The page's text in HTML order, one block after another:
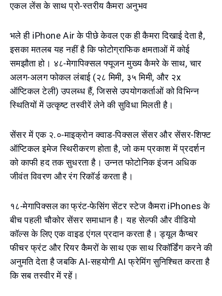
एकल लेंस के साथ प्रो-स्तरीय कैमरा अनुभव
भले ही iPhone Air के पीछे केवल एक ही कैमरा दिखाई देता है,
इसका मतलब यह नहीं है कि फोटोग्राफिक क्षमताओं में कोई
समझौता हो। ४८-मेगापिक्सल फ्यूजन मुख्य कैमरे के साथ, चार
अलग-अलग फोकल लंबाई (२८ मिमी, ३५ मिमी, और २x
ऑप्टिकल टेली) उपलब्ध हैं, जिससे उपयोगकर्ताओं को विभिन्न
स्थितियों में उत्कृष्ट तस्वीरें लेने की सुविधा मिलती है।
सेंसर में एक २.०-माइक्रोन क्वाड-पिक्सल सेंसर और सेंसर-शिफ्ट
ऑप्टिकल इमेज स्थिरीकरण होता है, जो कम प्रकाश में प्रदर्शन
को काफी हद तक सुधरता है। उन्नत फोटोनिक इंजन अधिक
जीवंत विवरण और रंग रिकॉर्ड करता है।
१८-मेगापिक्सल का फ्रंट-फेसिंग सेंटर स्टेज कैमरा iPhones के
बीच पहली चौकोर सेंसर समाधान है। यह सेल्फी और वीडियो
कॉल्स के लिए एक वाइड एंगल प्रदान करता है। ड्यूल कैप्चर
फीचर फ्रंट और रियर कैमरों के साथ एक साथ रिकॉर्डिंग करने की
अनुमति देता है जबकि AI-सहयोगी AI फ्रेमिंग सुनिश्चित करता है
कि सब तस्वीर में रहें।